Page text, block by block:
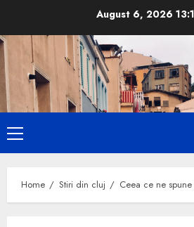
content
August 6, 2026
Primary
Menu
Home Stiri din cluj Ceea ce ne